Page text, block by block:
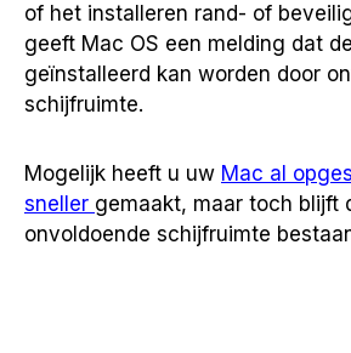
of het installeren rand- of
geeft Mac OS een melding dat
geïnstalleerd kan worden door
schijfruimte.
Mogelijk heeft u uw Mac al
sneller gemaakt, maar toch blijft
onvoldoende schijfruimte